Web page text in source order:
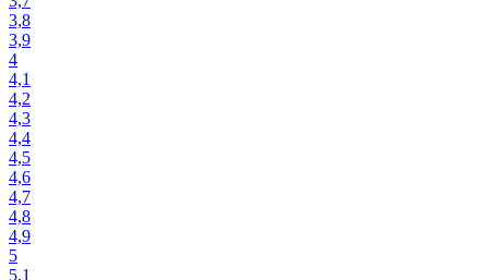
3,8
3,9
4
4,1
4,2
4,3
4,4
4,5
4,6
4,7
4,8
4,9
5
5,1